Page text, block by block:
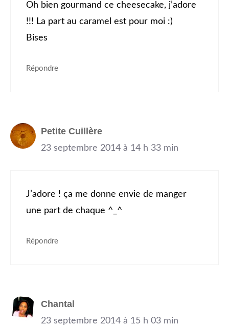
Oh bien gourmand ce cheesecake, j’adore
!!! La part au caramel est pour moi :)
Bises
Répondre
Petite Cuillère
23 septembre 2014 à 14 h 33 min
J’adore ! ça me donne envie de manger
une part de chaque ^_^
Répondre
Chantal
23 septembre 2014 à 15 h 03 min